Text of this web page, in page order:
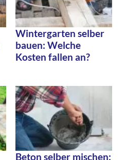
Wintergarten selber
bauen: Welche
Kosten fallen an?
Beton selber mischen: